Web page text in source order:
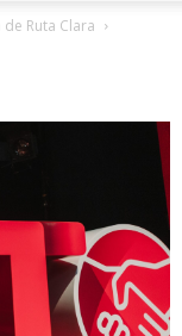
Ruta Clara